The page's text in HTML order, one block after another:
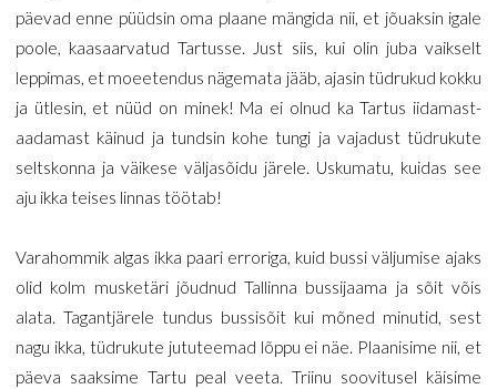
päevad enne püüdsin oma plaane mängida nii, et jõuaksin igale
poole, kaasaarvatud Tartusse. Just siis, kui olin juba vaikselt
leppimas, et moeetendus nägemata jääb, ajasin tüdrukud kokku
ja ütlesin, et nüüd on minek! Ma ei olnud ka Tartus iidamast-
aadamast käinud ja tundsin kohe tungi ja vajadust tüdrukute
seltskonna ja väikese väljasõidu järele. Uskumatu, kuidas see
aju ikka teises linnas töötab!
Varahommik algas ikka paari erroriga, kuid bussi väljumise ajaks
olid kolm musketäri jõudnud Tallinna bussijaama ja sõit võis
alata. Tagantjärele tundus bussisõit kui mõned minutid, sest
nagu ikka, tüdrukute jututeemad lõppu ei näe. Plaanisime nii, et
päeva saaksime Tartu peal veeta. Triinu soovitusel käisime